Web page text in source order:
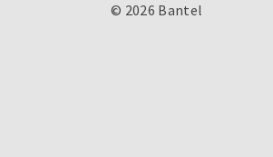
© 2026 Bantel